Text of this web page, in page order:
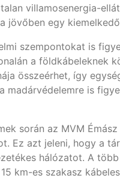
villamosenergia-
jövőben egy
szempontokat is
a földkábeleknek
összeérhet, így
madárvédelemre is
során az MVM
Ez azt jeleni, hogy a
hálózatot. A
km-es szakasz